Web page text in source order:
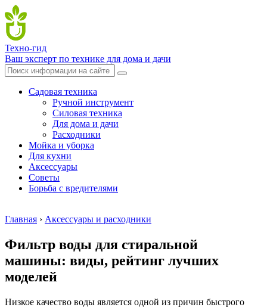
Техно-гид
Ваш эксперт по технике для дома и дачи
Садовая техника
Ручной инструмент
Силовая техника
Для дома и дачи
Расходники
Мойка и уборка
Для кухни
Аксессуары
Советы
Борьба с вредителями
Главная › Аксессуары и расходники
Фильтр воды для стиральной
машины: виды, рейтинг лучших
моделей
Низкое качество воды является одной из причин быстрого